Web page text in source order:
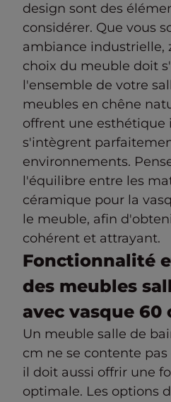
design sont des
considérer. Que vous
ambiance industrielle,
choix du meuble doit
l'ensemble de votre
meubles en chêne
offrent une
s'intègrent
environnements.
l'équilibre entre les
céramique pour la
le meuble, afin
cohérent et attrayant.
Fonctionnalité
des meubles
avec vasque 60
Un meuble salle de
cm ne se contente
il doit aussi offrir une
optimale. Les options